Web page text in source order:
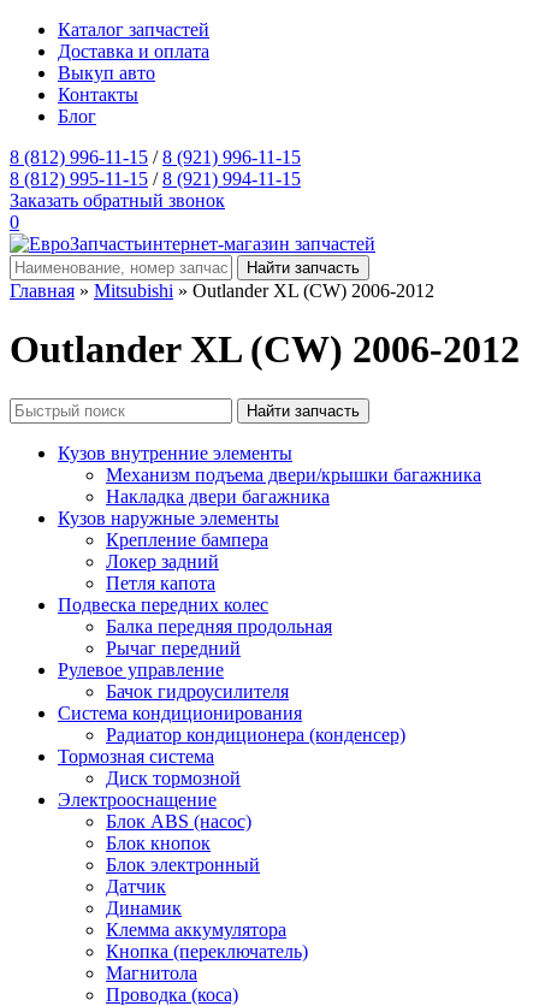
Каталог запчастей
Доставка и оплата
Выкуп авто
Контакты
Блог
8 (812) 996-11-15 /8 (921) 996-11-15
8 (812) 995-11-15 /8 (921) 994-11-15
Заказать обратный звонок
0
интернет-магазин запчастей
Главная » Mitsubishi » Outlander XL (CW) 2006-2012
Outlander XL (CW) 2006-2012
Кузов внутренние элементы
Механизм подъема двери/крышки багажника
Накладка двери багажника
Кузов наружные элементы
Крепление бампера
Локер задний
Петля капота
Подвеска передних колес
Балка передняя продольная
Рычаг передний
Рулевое управление
Бачок гидроусилителя
Система кондиционирования
Радиатор кондиционера (конденсер)
Тормозная система
Диск тормозной
Электрооснащение
Блок ABS (насос)
Блок кнопок
Блок электронный
Датчик
Динамик
Клемма аккумулятора
Кнопка (переключатель)
Магнитола
Проводка (коса)